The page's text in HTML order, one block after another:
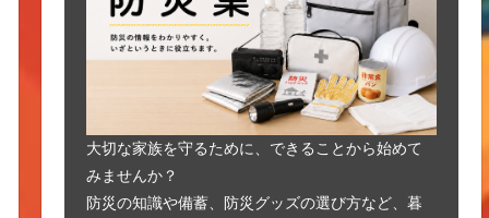
大切な家族を守るために、できることから始めて
みませんか？
防災の知識や備蓄、防災グッズの選び方など、暮